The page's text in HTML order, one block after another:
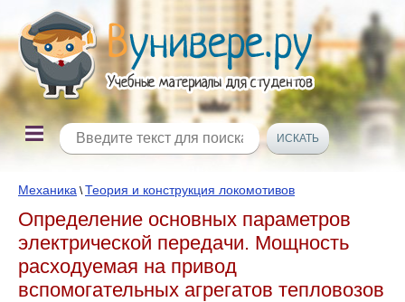
Механика \Теория и конструкция локомотивов
Определение основных параметров
электрической передачи. Мощность
расходуемая на привод
вспомогательных агрегатов тепловозов